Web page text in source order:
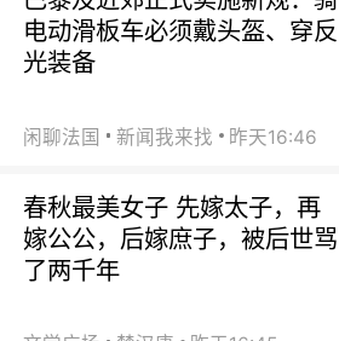
电动滑板车必须戴头盔、穿反
光装备
闲聊法国 新闻我来找 昨天16:46
春秋最美女子 先嫁太子，再
嫁公公，后嫁庶子，被后世骂
了两千年